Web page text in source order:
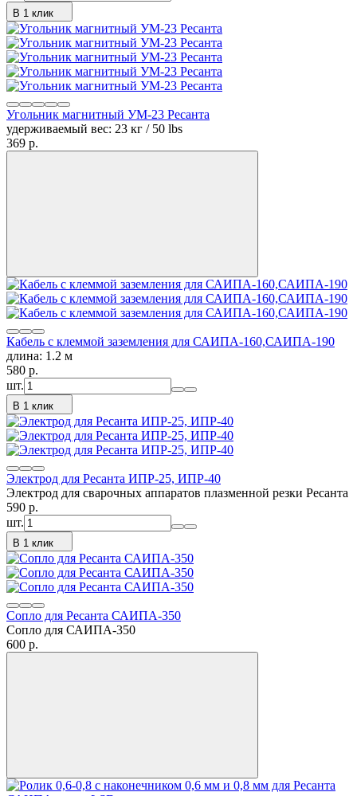
В 1 клик
Угольник магнитный УМ-23 Ресанта
удерживаемый вес: 23 кг / 50 lbs
369 p.
Кабель с клеммой заземления для САИПА-160,САИПА-190
длина: 1.2 м
580 p.
шт.
В 1 клик
Электрод для Ресанта ИПР-25, ИПР-40
Электрод для сварочных аппаратов плазменной резки Ресанта
590 p.
шт.
В 1 клик
Сопло для Ресанта САИПА-350
Сопло для САИПА-350
600 p.